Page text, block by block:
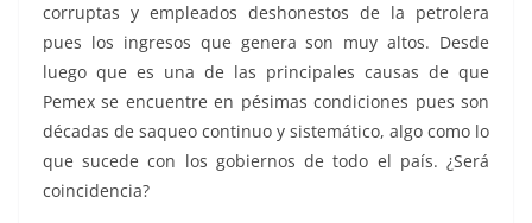
corruptas y empleados deshonestos de la petrolera
pues los ingresos que genera son muy altos. Desde
luego que es una de las principales causas de que
Pemex se encuentre en pésimas condiciones pues son
décadas de saqueo continuo y sistemático, algo como lo
que sucede con los gobiernos de todo el país. ¿Será
coincidencia?